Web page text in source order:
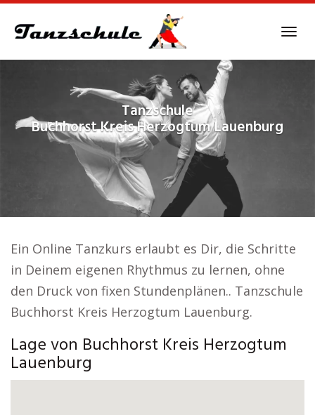
Tanzschule
Buchhorst Kreis Herzogtum Lauenburg
Ein Online Tanzkurs erlaubt es Dir, die Schritte
in Deinem eigenen Rhythmus zu lernen, ohne
den Druck von fixen Stundenplänen.. Tanzschule
Buchhorst Kreis Herzogtum Lauenburg.
Lage von Buchhorst Kreis Herzogtum
Lauenburg